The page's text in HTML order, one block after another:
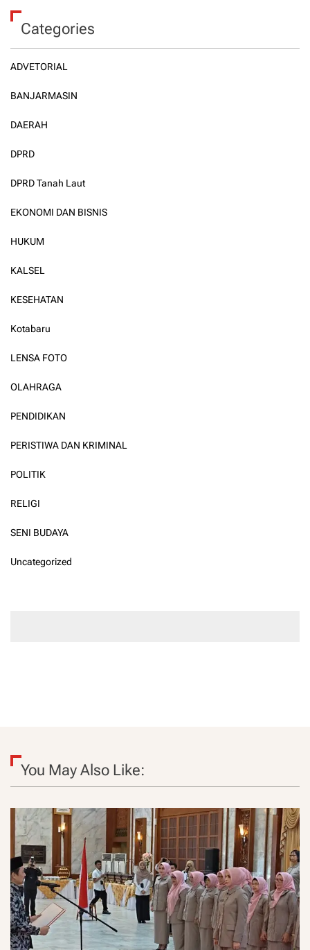
Categories
ADVETORIAL
BANJARMASIN
DAERAH
DPRD
DPRD Tanah Laut
EKONOMI DAN BISNIS
HUKUM
KALSEL
KESEHATAN
Kotabaru
LENSA FOTO
OLAHRAGA
PENDIDIKAN
PERISTIWA DAN KRIMINAL
POLITIK
RELIGI
SENI BUDAYA
Uncategorized
You May Also Like: